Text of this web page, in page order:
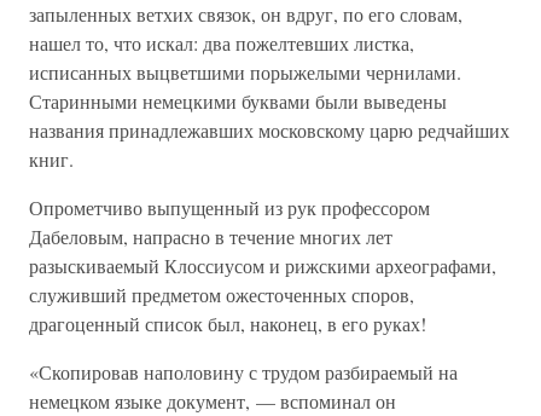
запыленных ветхих связок, он вдруг, по его словам,
нашел то, что искал: два пожелтевших листка,
исписанных выцветшими порыжелыми чернилами.
Старинными немецкими буквами были выведены
названия принадлежавших московскому царю редчайших
книг.
Опрометчиво выпущенный из рук профессором
Дабеловым, напрасно в течение многих лет
разыскиваемый Клоссиусом и рижскими археографами,
служивший предметом ожесточенных споров,
драгоценный список был, наконец, в его руках!
«Скопировав наполовину с трудом разбираемый на
немецком языке документ, — вспоминал он